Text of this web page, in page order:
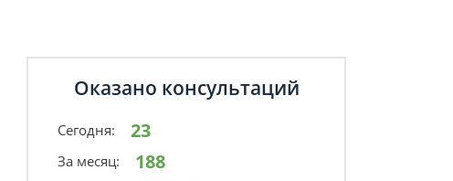
Оказано консультаций
Сегодня: 23
За месяц: 188